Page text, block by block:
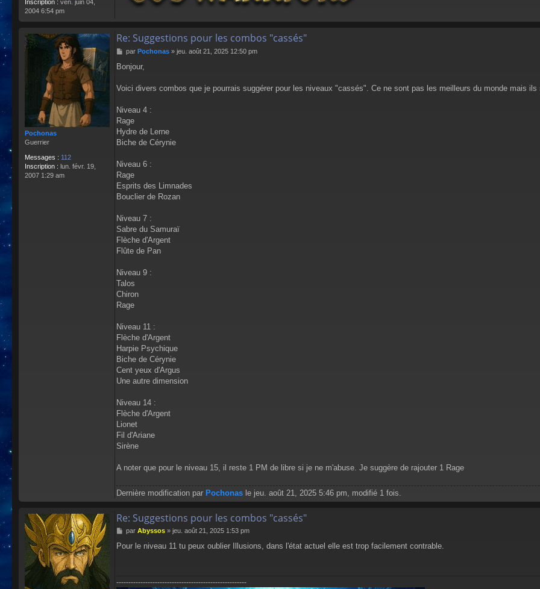
Inscription : ven. juin 04,
2004 6:54 pm
Pochonas
Guerrier
Messages : 112
Inscription : lun. févr. 19,
2007 1:29 am
Re: Suggestions pour les combos "cassés"
M
s
a
par Pochonas» jeu. août 21, 2025 12:50 pm
Bonjour,
Voici divers combos que je pourrais suggérer pour les niveaux "cassés". Ce ne sont pas les meilleurs du monde mais
Niveau 4 :
Rage
Hydre de Lerne
Biche de Cérynie
Niveau 6 :
Rage
Esprits des Limnades
Bouclier de Rozan
Niveau 7 :
Sabre du Samuraï
Flèche d'Argent
Flûte de Pan
Niveau 9 :
Talos
Chiron
Rage
Niveau 11 :
Flèche d'Argent
Harpie Psychique
Biche de Cérynie
Cent yeux d'Argus
Une autre dimension
Niveau 14 :
Flèche d'Argent
Lionet
Fil d'Ariane
Sirène
A noter que pour le niveau 15, il reste 1 PM de libre si je ne m'abuse. Je suggère de rajouter 1 Rage
Dernière modification par Pochonas le jeu. août 21, 2025 5:46 pm, modifié 1 fois.
Re: Suggestions pour les combos "cassés"
M
s
e
par Abyssos» jeu. août 21, 2025 1:53 pm
Pour le niveau 11 tu peux oublier Illusions, dans l'état actuel elle est trop facilement contrable.
------------------------------------------------------